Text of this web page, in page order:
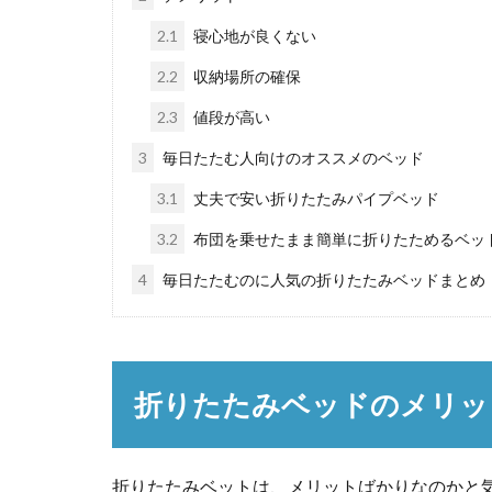
2.1 寝心地が良くない
2.2 収納場所の確保
2.3 値段が高い
3 毎日たたむ人向けのオススメのベッド
3.1 丈夫で安い折りたたみパイプベッド
3.2 布団を乗せたまま簡単に折りたためるベッ
4 毎日たたむのに人気の折りたたみベッドまとめ
折りたたみベッドのメリッ
折りたたみベットは、メリットばかりなのかと